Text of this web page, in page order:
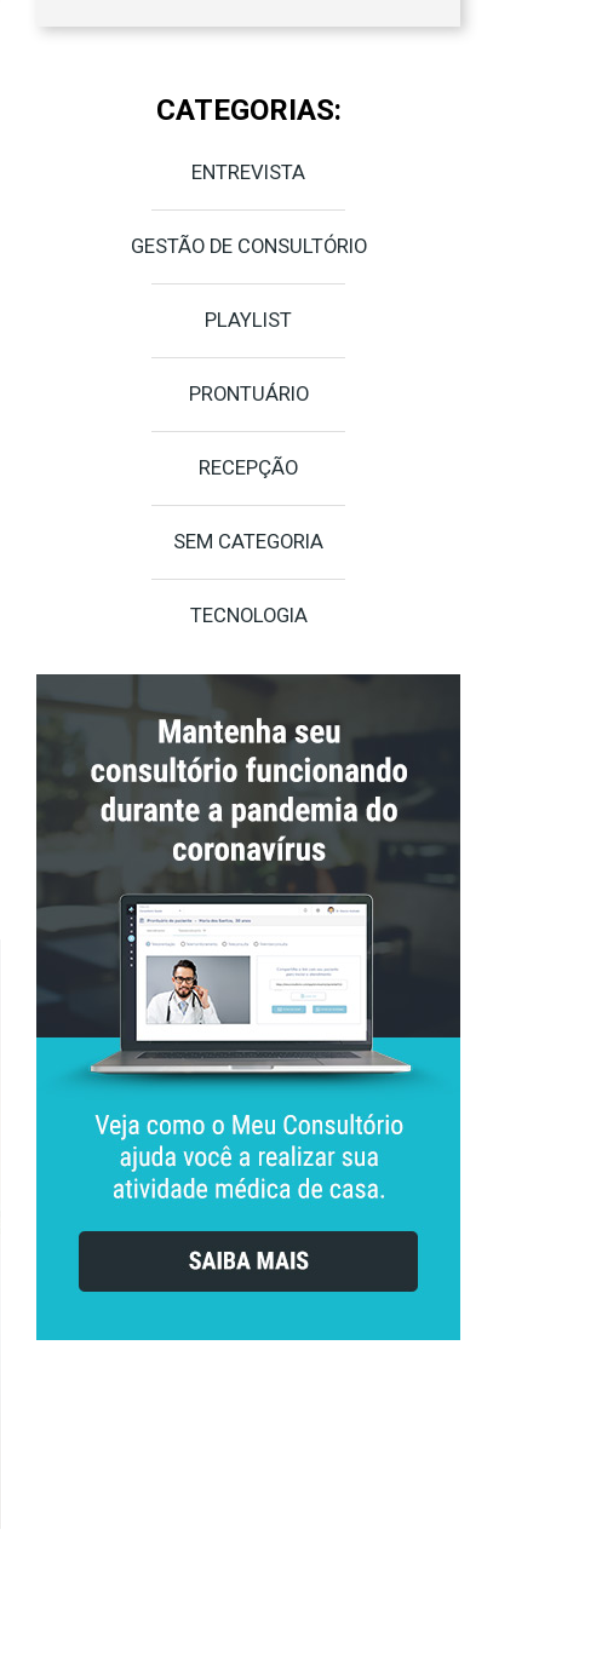
CATEGORIAS:
ENTREVISTA
GESTÃO DE CONSULTÓRIO
PLAYLIST
PRONTUÁRIO
RECEPÇÃO
SEM CATEGORIA
TECNOLOGIA